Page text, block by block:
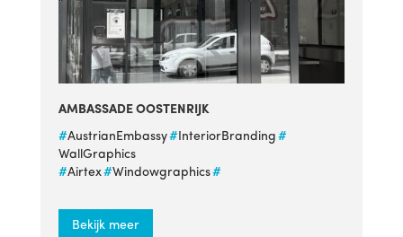
AMBASSADE OOSTENRIJK
#AustrianEmbassy#InteriorBranding #
WallGraphics
#Airtex#Windowgraphics#
Bekijk meer